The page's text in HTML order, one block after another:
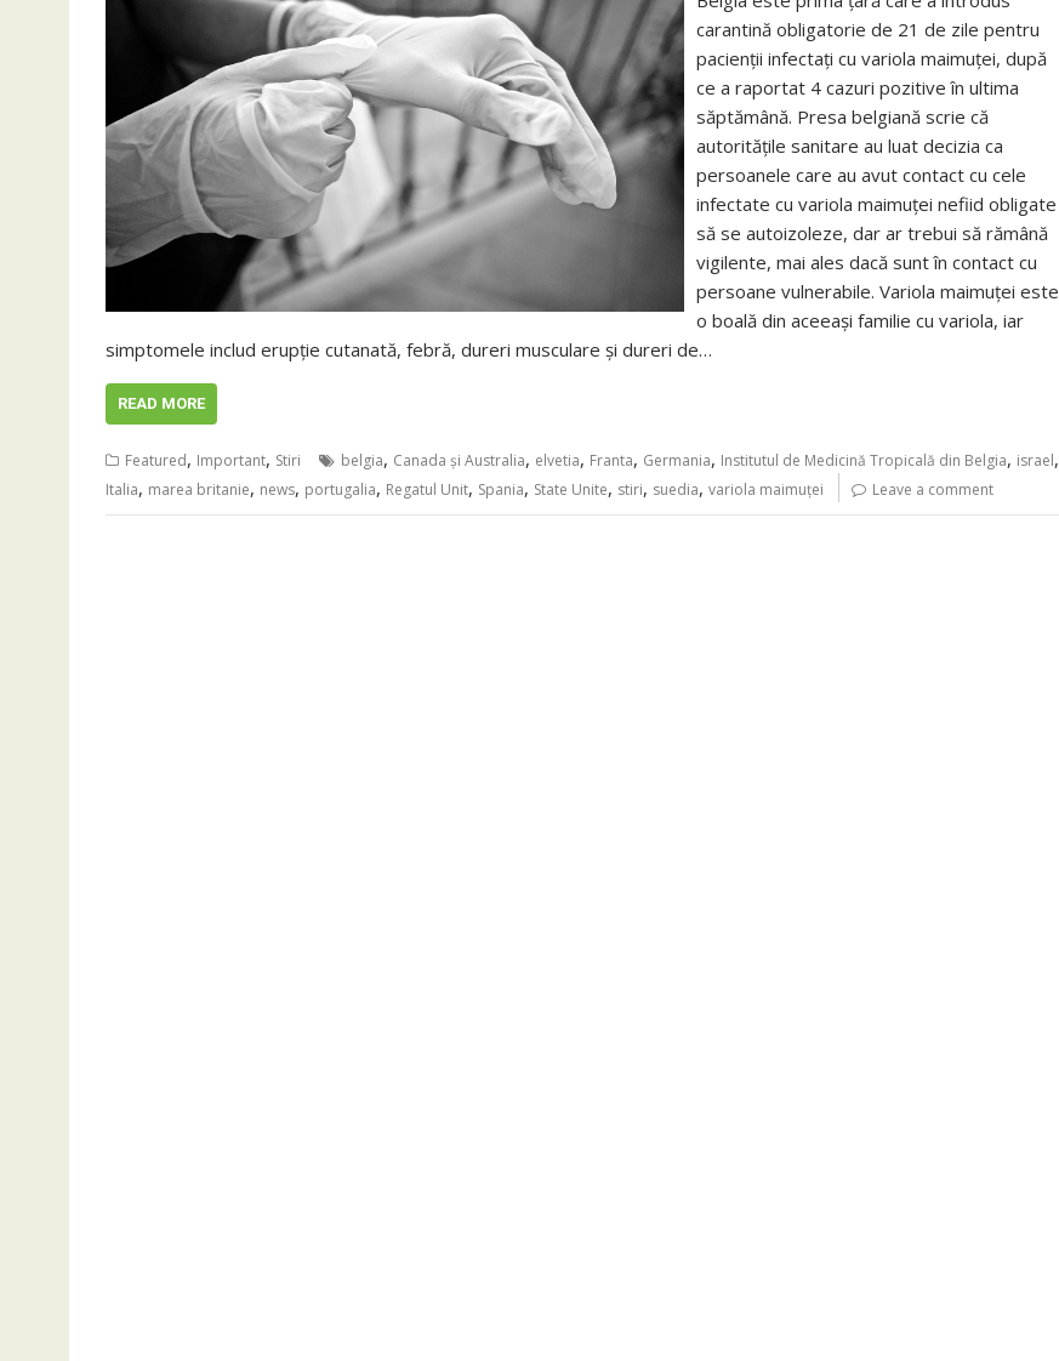
carantină obligatorie de 21 de zile pentru
pacienţii infectaţi cu variola maimuţei, după
ce a raportat 4 cazuri pozitive în ultima
săptămână. Presa belgiană scrie că
autorităţile sanitare au luat decizia ca
persoanele care au avut contact cu cele
infectate cu variola maimuţei nefiid obligate
să se autoizoleze, dar ar trebui să rămână
vigilente, mai ales dacă sunt în contact cu
persoane vulnerabile. Variola maimuţei este
o boală din aceeaşi familie cu variola, iar
simptomele includ erupţie cutanată, febră, dureri musculare şi dureri de…
READ MORE
Featured, Important, Stiri belgia, Canada şi Australia, elvetia, Franta, Germania, Institutul de Medicină Tropicală din Belgia, israel,
Italia, marea britanie, news, portugalia, Regatul Unit, Spania, State Unite, stiri, suedia, variola maimuţei Leave a comment